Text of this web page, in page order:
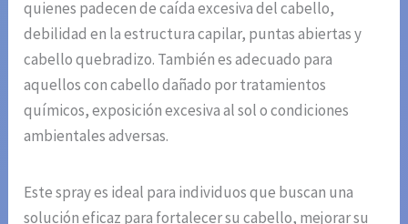
quienes padecen de caída excesiva del cabello,
debilidad en la estructura capilar, puntas abiertas y
cabello quebradizo. También es adecuado para
aquellos con cabello dañado por tratamientos
químicos, exposición excesiva al sol o condiciones
ambientales adversas.
Este spray es ideal para individuos que buscan una
solución eficaz para fortalecer su cabello, mejorar su